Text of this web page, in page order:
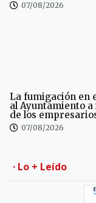
07/08/2026
La fumigación en
al Ayuntamiento
de los
07/08/2026
· Lo + Leído